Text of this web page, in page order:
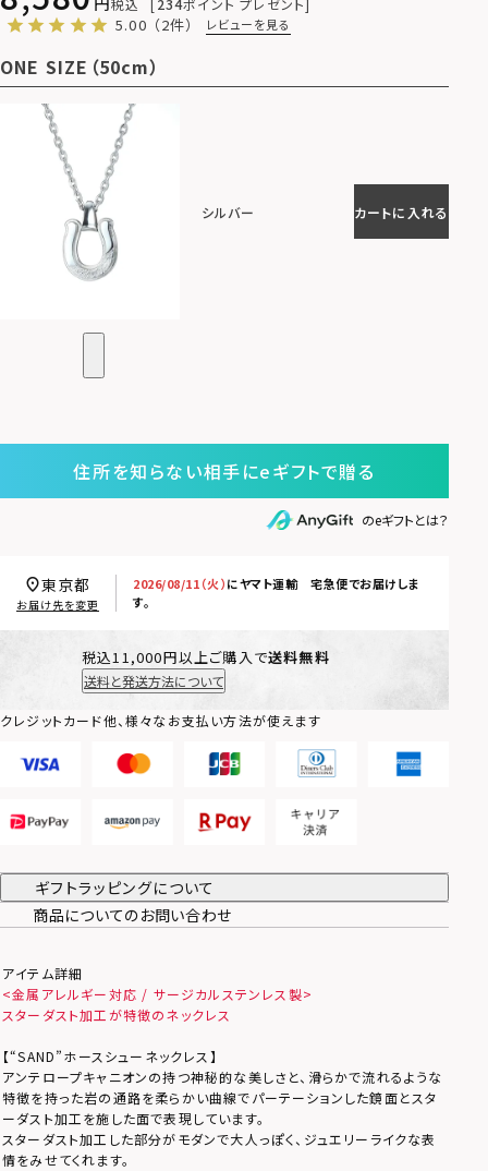
税込 234ポイント プレゼント
5.00 （2件） レビューを見る
ONE SIZE（50cm）
シルバー カートに入れる
住所を知らない相手にeギフトで贈る
のeギフトとは？
2026/08/11（火）にヤマト運輸 宅急便でお届けしま
す。
東京都
お届け先を変更
税込11,000円以上ご購入で送料無料
送料と発送方法について
クレジットカード他、様々なお支払い方法が使えます
ギフトラッピングについて
商品についてのお問い合わせ
アイテム詳細
<金属アレルギー対応 / サージカルステンレス製>
スターダスト加工が特徴のネックレス
【“SAND”ホースシューネックレス】
アンテロープキャニオンの持つ神秘的な美しさと、滑らかで流れるような
特徴を持った岩の通路を柔らかい曲線でパーテーションした鏡面とスタ
ーダスト加工を施した面で表現しています。
スターダスト加工した部分がモダンで大人っぽく、ジュエリーライクな表
情をみせてくれます。